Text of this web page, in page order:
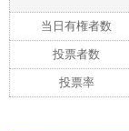
当日有権者数
投票者数
投票率